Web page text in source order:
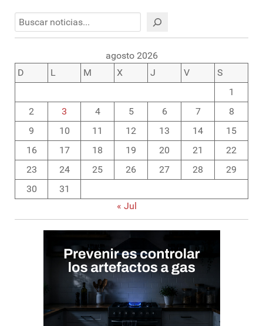
Buscar
agosto 2026
D
L M X J V
S
1
2
3 4 5 6 7
8
9
10 11 12 13 14
15
16
17 18 19 20 21
22
23
24 25 26 27 28
29
30
31
« Jul